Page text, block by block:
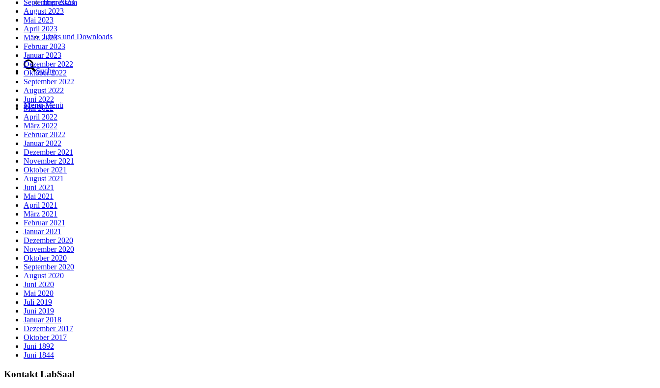
Impressum
Links und Downloads
Suche
Menü Menü
September 2023
August 2023
Mai 2023
April 2023
März 2023
Februar 2023
Januar 2023
Dezember 2022
Oktober 2022
September 2022
August 2022
Juni 2022
Mai 2022
April 2022
März 2022
Februar 2022
Januar 2022
Dezember 2021
November 2021
Oktober 2021
August 2021
Juni 2021
Mai 2021
April 2021
März 2021
Februar 2021
Januar 2021
Dezember 2020
November 2020
Oktober 2020
September 2020
August 2020
Juni 2020
Mai 2020
Juli 2019
Juni 2019
Januar 2018
Dezember 2017
Oktober 2017
Juni 1892
Juni 1844
Kontakt LabSaal